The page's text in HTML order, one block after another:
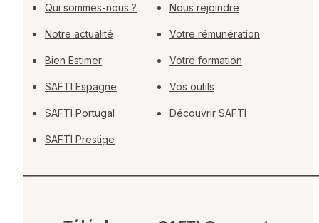
Qui sommes-nous ?
Notre actualité
Bien Estimer
SAFTI Espagne
SAFTI Portugal
SAFTI Prestige
Nous rejoindre
Votre rémunération
Votre formation
Vos outils
Découvrir SAFTI